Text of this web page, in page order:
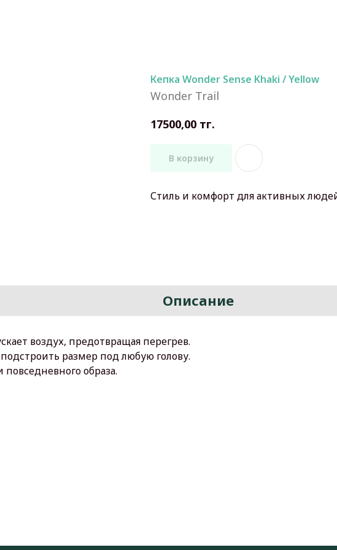
Кепка Wonder Sense Khaki / Yellow
Wonder Trail
17500,00 тг.
В корзину
Стиль и комфорт для активных
Описание
воздух, предотвращая перегрев.
размер под любую голову.
образа.